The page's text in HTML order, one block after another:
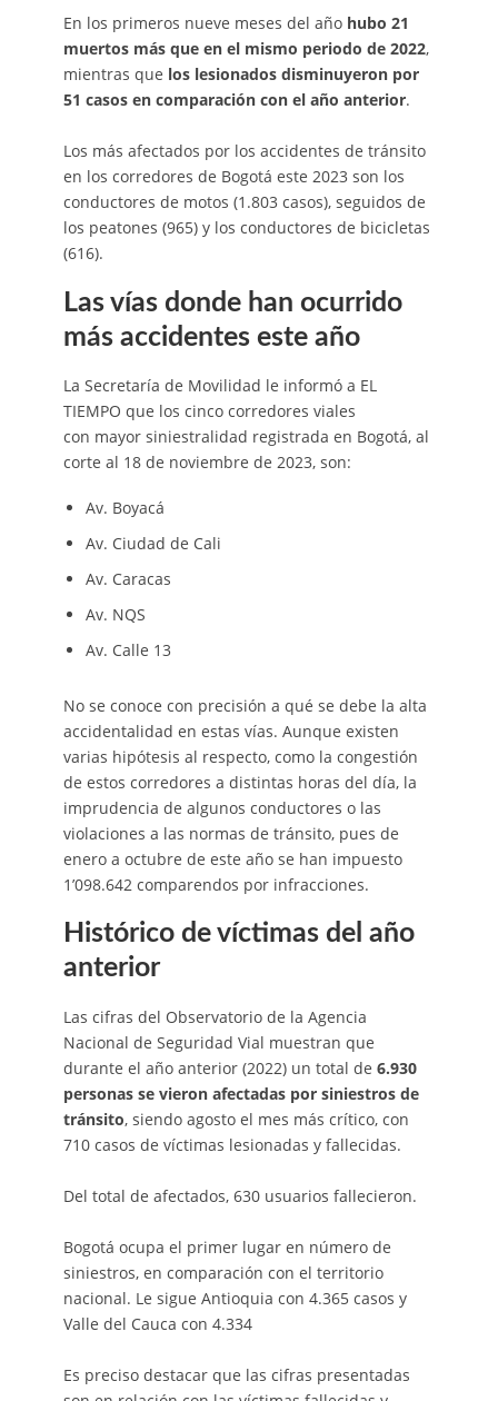
En los primeros nueve meses del año hubo 21
muertos más que en el mismo periodo de 2022,
mientras que los lesionados disminuyeron por
51 casos en comparación con el año anterior.
Los más afectados por los accidentes de tránsito
en los corredores de Bogotá este 2023 son los
conductores de motos (1.803 casos), seguidos de
los peatones (965) y los conductores de bicicletas
(616).
Las vías donde han ocurrido
más accidentes este año
La Secretaría de Movilidad le informó a EL
TIEMPO que los cinco corredores viales
con mayor siniestralidad registrada en Bogotá, al
corte al 18 de noviembre de 2023, son:
Av. Boyacá
Av. Ciudad de Cali
Av. Caracas
Av. NQS
Av. Calle 13
No se conoce con precisión a qué se debe la alta
accidentalidad en estas vías. Aunque existen
varias hipótesis al respecto, como la congestión
de estos corredores a distintas horas del día, la
imprudencia de algunos conductores o las
violaciones a las normas de tránsito, pues de
enero a octubre de este año se han impuesto
1’098.642 comparendos por infracciones.
Histórico de víctimas del año
anterior
Las cifras del Observatorio de la Agencia
Nacional de Seguridad Vial muestran que
durante el año anterior (2022) un total de 6.930
personas se vieron afectadas por siniestros de
tránsito, siendo agosto el mes más crítico, con
710 casos de víctimas lesionadas y fallecidas.
Del total de afectados, 630 usuarios fallecieron.
Bogotá ocupa el primer lugar en número de
siniestros, en comparación con el territorio
nacional. Le sigue Antioquia con 4.365 casos y
Valle del Cauca con 4.334
Es preciso destacar que las cifras presentadas